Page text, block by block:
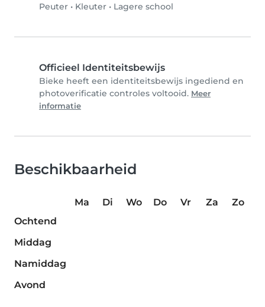
Peuter • Kleuter • Lagere school
Officieel Identiteitsbewijs
Bieke heeft een identiteitsbewijs ingediend en
photoverificatie controles voltooid. Meer
informatie
Beschikbaarheid
Ma Di Wo Do Vr Za
Zo
Ochtend
Middag
Namiddag
Avond